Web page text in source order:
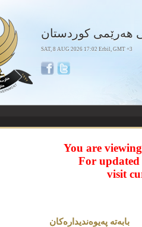
هەرێمی كوردستان
SAT, 8 AUG 2026 17:02 Erbil, GMT +3
You are
For
visit
بابه‌ته په‌یوه‌ندیداره‌کان